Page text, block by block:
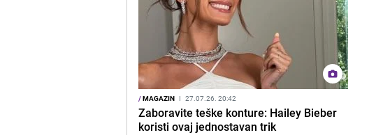
/MAGAZIN I 27.07.26. 20:42
Zaboravite teške konture: Hailey Bieber
koristi ovaj jednostavan trik